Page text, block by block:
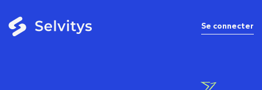
Se connecter